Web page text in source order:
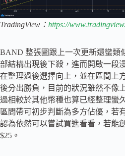
TradingView： https://
BAND 整張圖跟上一次更新還蠻類
部結構出現後下殺，進而開啟一段
在整理過後選擇向上，並在區間上
後分出勝負，目前的狀況雖然不像
過相較於其他幣種也算已經整理蠻
區間帶可初步判斷為多方佔優，若
認為依然可以嘗試買進看看，若能
$25。